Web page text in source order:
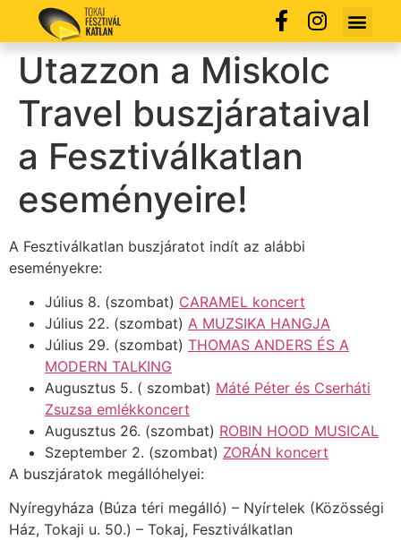
Utazzon a Miskolc
Travel buszjárataival
a Fesztiválkatlan
eseményeire!
A Fesztiválkatlan buszjáratot indít az alábbi
eseményekre:
Július 8. (szombat) CARAMEL koncert
Július 22. (szombat) A MUZSIKA HANGJA
Július 29. (szombat) THOMAS ANDERS ÉS A
MODERN TALKING
Augusztus 5. ( szombat) Máté Péter és Cserháti
Zsuzsa emlékkoncert
Augusztus 26. (szombat) ROBIN HOOD MUSICAL
Szeptember 2. (szombat) ZORÁN koncert
A buszjáratok megállóhelyei:
Nyíregyháza (Búza téri megálló) – Nyírtelek (Közösségi
Ház, Tokaji u. 50.) – Tokaj, Fesztiválkatlan